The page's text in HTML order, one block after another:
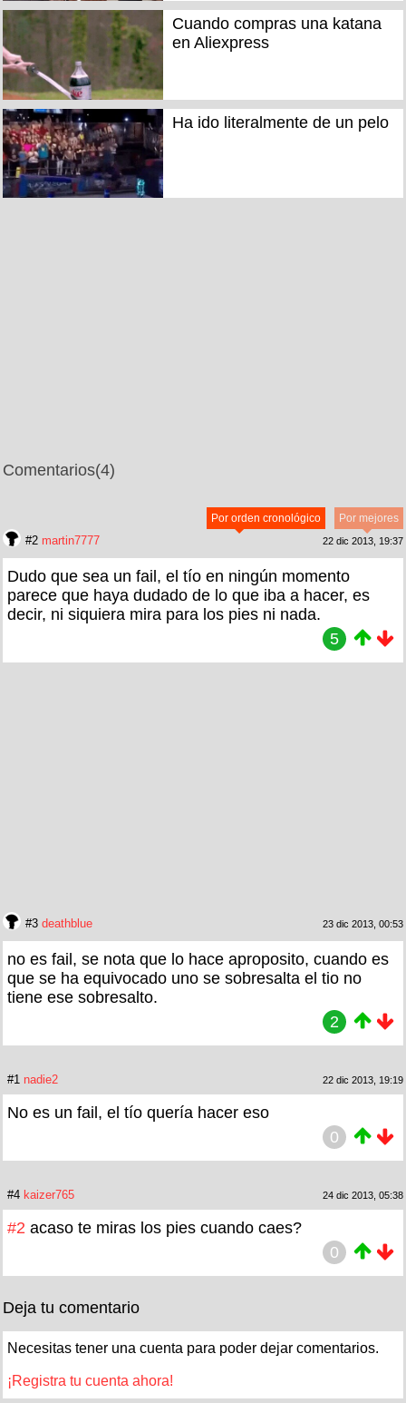
Cuando compras una katana
en Aliexpress
Ha ido literalmente de un pelo
Comentarios(4)
Por mejores
Por orden cronológico
#2 martin7777 22 dic 2013, 19:37
Dudo que sea un fail, el tío en ningún momento
parece que haya dudado de lo que iba a hacer, es
decir, ni siquiera mira para los pies ni nada.
5
#3 deathblue 23 dic 2013, 00:53
no es fail, se nota que lo hace aproposito, cuando es
que se ha equivocado uno se sobresalta el tio no
tiene ese sobresalto.
2
#1 nadie2 22 dic 2013, 19:19
No es un fail, el tío quería hacer eso
0
#4 kaizer765 24 dic 2013, 05:38
#2 acaso te miras los pies cuando caes?
0
Deja tu comentario
Necesitas tener una cuenta para poder dejar comentarios.
¡Registra tu cuenta ahora!